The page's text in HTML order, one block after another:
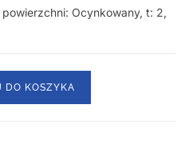
Ocynkowany, t: 2,
DO KOSZYKA